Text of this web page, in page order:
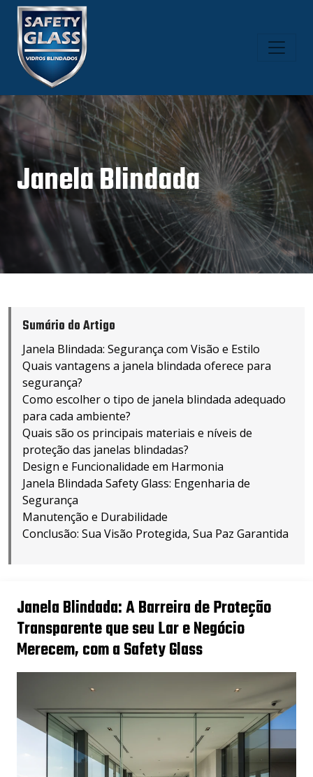
Janela Blindada
Sumário do Artigo
Janela Blindada: Segurança com Visão e Estilo
Quais vantagens a janela blindada oferece para
segurança?
Como escolher o tipo de janela blindada adequado
para cada ambiente?
Quais são os principais materiais e níveis de
proteção das janelas blindadas?
Design e Funcionalidade em Harmonia
Janela Blindada Safety Glass: Engenharia de
Segurança
Manutenção e Durabilidade
Conclusão: Sua Visão Protegida, Sua Paz Garantida
Janela Blindada: A Barreira de Proteção
Transparente que seu Lar e Negócio
Merecem, com a Safety Glass